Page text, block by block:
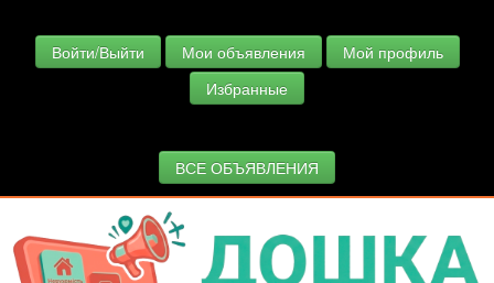
Войти/Выйти Мои объявления
Мой профиль
Избранные
ВСЕ ОБЪЯВЛЕНИЯ